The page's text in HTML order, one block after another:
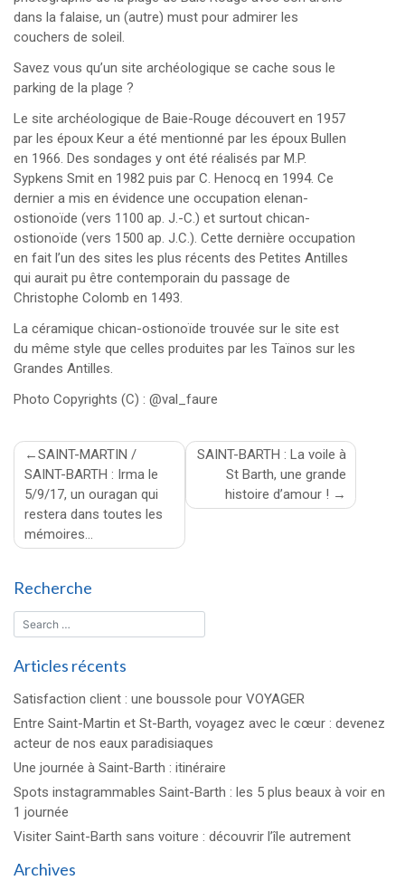
dans la falaise, un (autre) must pour admirer les
couchers de soleil.
Savez vous qu’un site archéologique se cache sous le
parking de la plage ?
Le site archéologique de Baie-Rouge découvert en 1957
par les époux Keur a été mentionné par les époux Bullen
en 1966. Des sondages y ont été réalisés par M.P.
Sypkens Smit en 1982 puis par C. Henocq en 1994. Ce
dernier a mis en évidence une occupation elenan-
ostionoïde (vers 1100 ap. J.-C.) et surtout chican-
ostionoïde (vers 1500 ap. J.C.). Cette dernière occupation
en fait l’un des sites les plus récents des Petites Antilles
qui aurait pu être contemporain du passage de
Christophe Colomb en 1493.
La céramique chican-ostionoïde trouvée sur le site est
du même style que celles produites par les Taïnos sur les
Grandes Antilles.
Photo Copyrights (C) : @val_faure
Navigation
de
l’article
SAINT-MARTIN /
SAINT-BARTH : Irma le
5/9/17, un ouragan qui
restera dans toutes les
mémoires…
SAINT-BARTH : La voile à
St Barth, une grande
histoire d’amour !
Recherche
Articles récents
Satisfaction client : une boussole pour VOYAGER
Entre Saint-Martin et St-Barth, voyagez avec le cœur : devenez
acteur de nos eaux paradisiaques
Une journée à Saint-Barth : itinéraire
Spots instagrammables Saint-Barth : les 5 plus beaux à voir en
1 journée
Visiter Saint-Barth sans voiture : découvrir l’île autrement
Archives